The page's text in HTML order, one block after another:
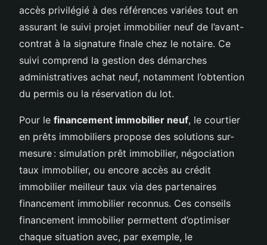
accès privilégié à des références variées tout en
assurant le suivi projet immobilier neuf de l’avant-
contrat à la signature finale chez le notaire. Ce
suivi comprend la gestion des démarches
administratives achat neuf, notamment l’obtention
du permis ou la réservation du lot.
Pour le financement immobilier neuf, le courtier
en prêts immobiliers propose des solutions sur-
mesure : simulation prêt immobilier, négociation
taux immobilier, ou encore accès au crédit
immobilier meilleur taux via des partenaires
financement immobilier reconnus. Ces conseils
financement immobilier permettent d’optimiser
chaque situation avec, par exemple, le